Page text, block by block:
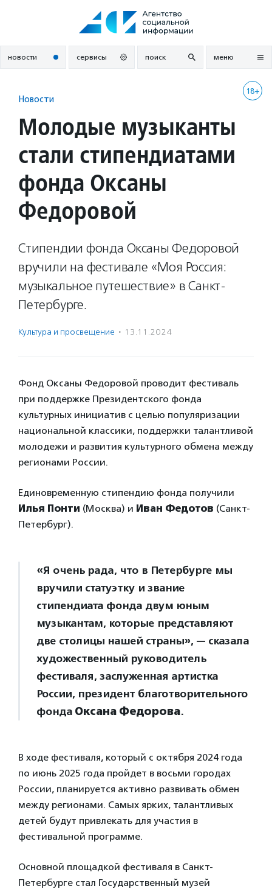
новости сервисы поиск меню
18+
Новости
Молодые музыканты
стали стипендиатами
фонда Оксаны
Федоровой
Стипендии фонда Оксаны Федоровой
вручили на фестивале «Моя Россия:
музыкальное путешествие» в Санкт-
Петербурге.
Культура и просвещение · 13.11.2024
Фонд Оксаны Федоровой проводит фестиваль
при поддержке Президентского фонда
культурных инициатив с целью популяризации
национальной классики, поддержки талантливой
молодежи и развития культурного обмена между
регионами России.
Единовременную стипендию фонда получили
Илья Понти (Москва) и Иван Федотов (Санкт-
Петербург).
«Я очень рада, что в Петербурге мы
вручили статуэтку и звание
стипендиата фонда двум юным
музыкантам, которые представляют
две столицы нашей страны», — сказала
художественный руководитель
фестиваля, заслуженная артистка
России, президент благотворительного
фонда Оксана Федорова.
В ходе фестиваля, который с октября 2024 года
по июнь 2025 года пройдет в восьми городах
России, планируется активно развивать обмен
между регионами. Самых ярких, талантливых
детей будут привлекать для участия в
фестивальной программе.
Основной площадкой фестиваля в Санкт-
Петербурге стал Государственный музей